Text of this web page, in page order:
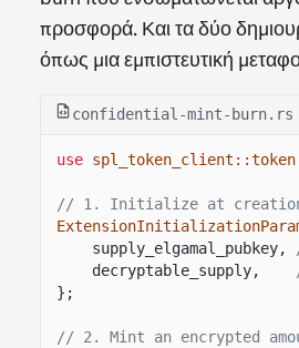
προσφορά. Και τα δύο
όπως μια εμπιστευτική
confidential-mint-burn.rs
use spl_token_client ::token
// 1. Initialize at creation
supply_elgamal_pubkey,
decryptable_supply,
};
// 2. Mint an encrypted